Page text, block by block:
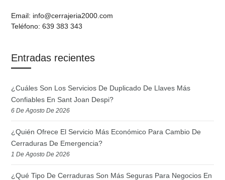
Email: info@cerrajeria2000.com
Teléfono: 639 383 343
Entradas recientes
¿Cuáles Son Los Servicios De Duplicado De Llaves Más
Confiables En Sant Joan Despi?
6 De Agosto De 2026
¿Quién Ofrece El Servicio Más Económico Para Cambio De
Cerraduras De Emergencia?
1 De Agosto De 2026
¿Qué Tipo De Cerraduras Son Más Seguras Para Negocios En